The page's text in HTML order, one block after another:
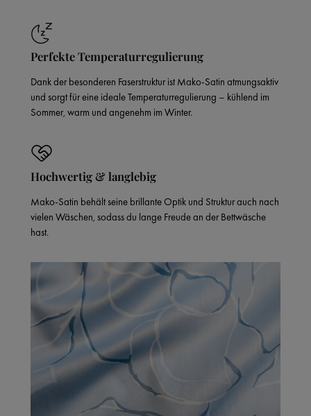
Perfekte Temperaturregulierung
Dank der besonderen Faserstruktur ist Mako-Satin atmungsaktiv
und sorgt für eine ideale Temperaturregulierung – kühlend im
Sommer, warm und angenehm im Winter.
Hochwertig & langlebig
Mako-Satin behält seine brillante Optik und Struktur auch nach
vielen Wäschen, sodass du lange Freude an der Bettwäsche
hast.